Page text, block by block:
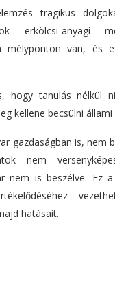
tragikus
erkölcsi-anyagi
mélyponton van, és
hogy tanulás nélkül
kellene becsülni állami
gazdaságban is, nem
nem
nem is beszélve. Ez
hatásait.